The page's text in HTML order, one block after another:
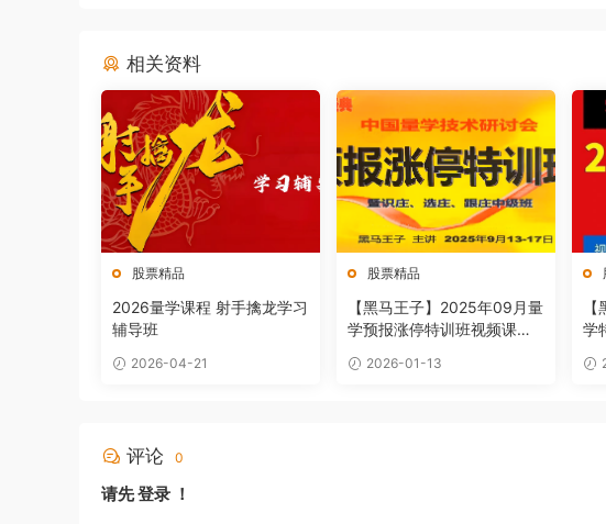
相关资料
股票精品
2026量学课程 射手擒龙学习
辅导班
2026-04-21
股票精品
【黑马王子】2025年09月量
学预报涨停特训班视频课程
2026-01-13
学
评论 0
请先登录 ！